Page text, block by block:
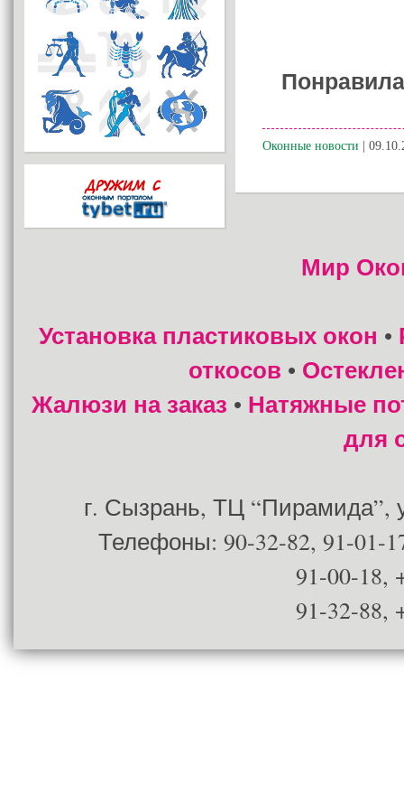
Оконные новости |
Мир
Установка пластиковых окон •
откосов •
Жалюзи на заказ • Натяжные
для
г. Сызрань, ТЦ “Пирамида”,
Телефоны: 90-32-82, 91-01-
91-00-18,
91-32-88,